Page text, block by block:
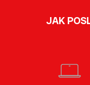
JAK